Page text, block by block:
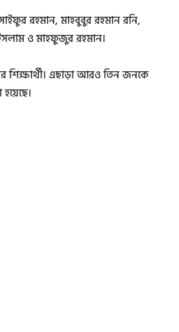
রহমান, মাহবুবুর রহমান রনি,
ও মাহফুজুর রহমান।
শিক্ষার্থী। এছাড়া আরও তিন জনকে